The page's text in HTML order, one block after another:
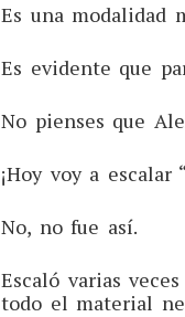
Es una modalidad
Es evidente que
No pienses que
¡Hoy voy a escalar
No, no fue así.
Escaló varias
todo el material